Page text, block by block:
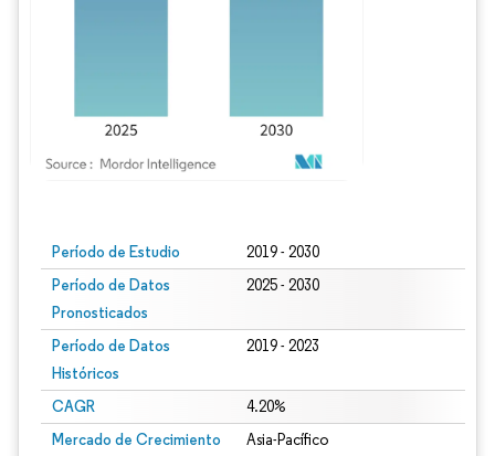
Período de Estudio 2019 - 2030
Período de Datos
Pronosticados
2025 - 2030
Período de Datos
Históricos
2019 - 2023
CAGR 4.20%
Mercado de Crecimiento
Asia-Pacífico